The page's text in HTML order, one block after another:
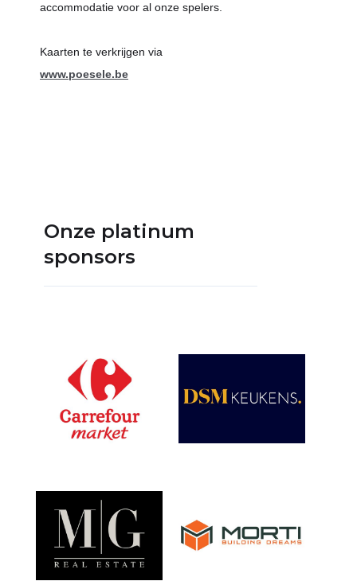
accommodatie voor al onze spelers.
Kaarten te verkrijgen via
www.poesele.be
Onze platinum
sponsors